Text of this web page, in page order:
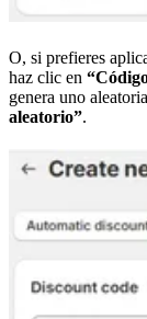
O, si prefieres
haz clic en
genera uno
aleatorio”.